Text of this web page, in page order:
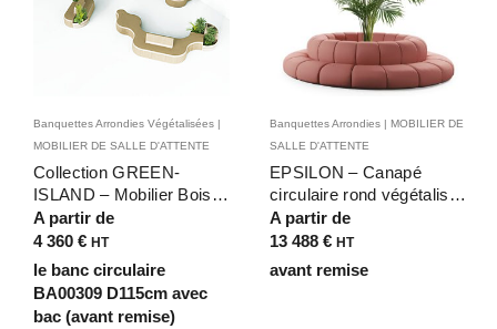
Banquettes Arrondies Végétalisées |
MOBILIER DE SALLE D'ATTENTE
Collection GREEN-
ISLAND – Mobilier Bois
Végétalisé Biophilique
aux formes fluides et
organiques pour espaces
chaleureux
multisensoriels
A partir de
4 360 € HT
le banc circulaire
BA00309 D115cm avec
bac (avant remise)
Banquettes Arrondies | MOBILIER DE
SALLE D'ATTENTE
EPSILON – Canapé
circulaire rond végétalisé
grands espaces d’accueil
et détente – D 400cm
18/20 personnes
A partir de
13 488 € HT
avant remise